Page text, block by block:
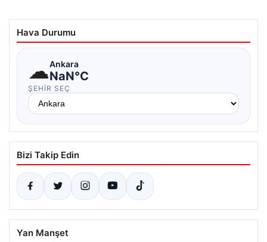
Hava Durumu
☁Ankara
NaN°C
ŞEHIR SEÇ
Bizi Takip Edin
Yan Manşet